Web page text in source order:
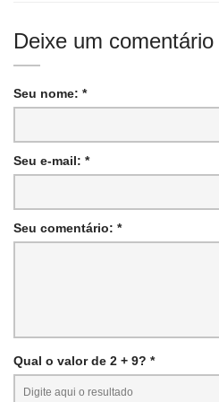
Deixe um comentário
Seu nome: *
Seu e-mail: *
Seu comentário: *
Qual o valor de 2 + 9? *